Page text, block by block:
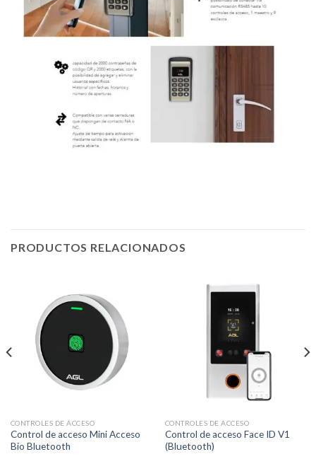
PRODUCTOS RELACIONADOS
CONTROLES DE ACCESO
Control de acceso Mini Acceso
Bio Bluetooth
CONTROLES DE ACCESO
Control de acceso Face ID V1
(Bluetooth)